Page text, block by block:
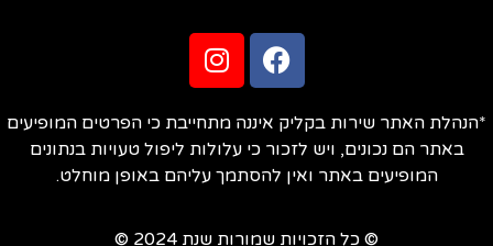
האתר שירות בקליק איננה מתחייבת כי הפרטים המופיעים
באתר הם נכונים, ויש לזכור כי עלולות ליפול טעויות בנתונים
המופיעים באתר ואין להסתמך עליהם באופן מוחלט.
© כל הזכויות שמורות שנת 2024 ©